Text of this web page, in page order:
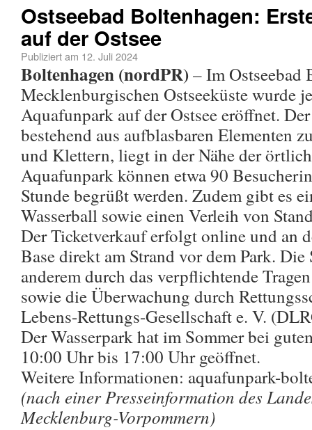
Ostseebad Boltenhagen:
auf der Ostsee
Publiziert am 12. Juli 2024
Boltenhagen (nordPR)– Im Ostseebad
Mecklenburgischen Ostseeküste wurde
Aquafunpark auf der Ostsee eröffnet.
bestehend aus aufblasbaren Elementen
und Klettern, liegt in der Nähe der
Aquafunpark können etwa 90
Stunde begrüßt werden. Zudem gibt es
Wasserball sowie einen Verleih von
Der Ticketverkauf erfolgt online und an
Base direkt am Strand vor dem Park.
anderem durch das verpflichtende
sowie die Überwachung durch
Lebens-Rettungs-Gesellschaft e. V.
Der Wasserpark hat im Sommer bei
10:00 Uhr bis 17:00 Uhr geöffnet.
Weitere Informationen: aquafunpark-
(nach einer Presseinformation des
Mecklenburg-Vorpommern)